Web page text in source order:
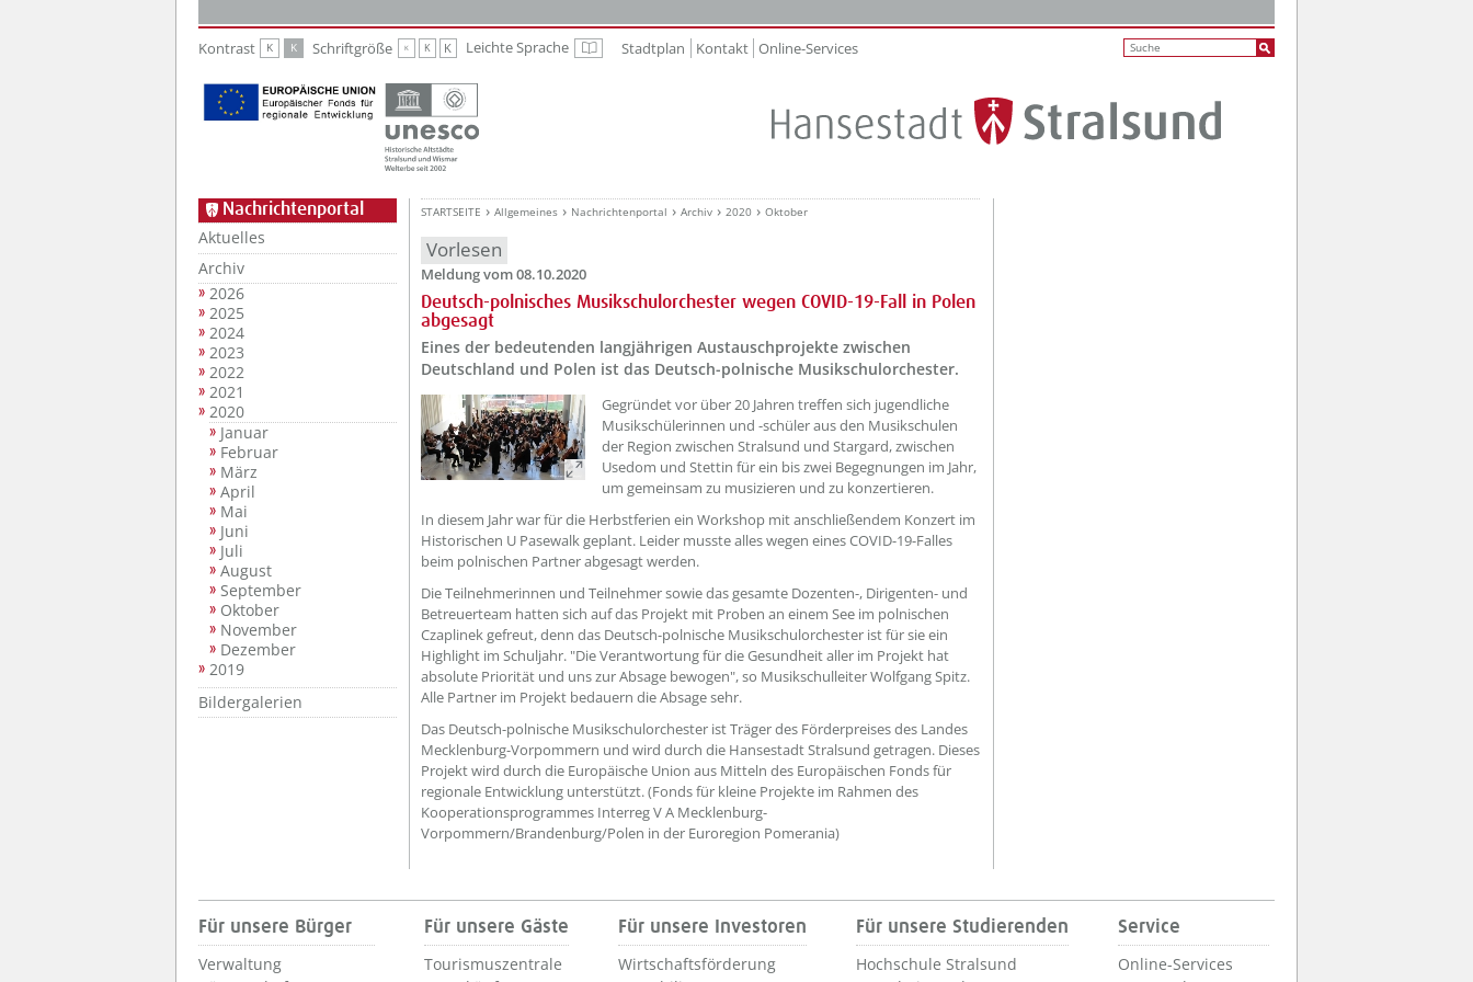
Kontrast K K Schriftgröße K K K Leichte Sprache Leichte Sprache
Stadtplan Kontakt Online-Services
Nachrichtenportal
Aktuelles
Archiv
2026
2025
2024
2023
2022
2021
2020
Januar
Februar
März
April
Mai
Juni
Juli
August
September
Oktober
November
Dezember
2019
Bildergalerien
STARTSEITE Allgemeines Nachrichtenportal Archiv 2020 Oktober
Vorlesen
Meldung vom 08.10.2020
Deutsch-polnisches Musikschulorchester wegen COVID-19-Fall in Polen
abgesagt
Eines der bedeutenden langjährigen Austauschprojekte zwischen
Deutschland und Polen ist das Deutsch-polnische Musikschulorchester.
Gegründet vor über 20 Jahren treffen sich jugendliche
Musikschülerinnen und -schüler aus den Musikschulen
der Region zwischen Stralsund und Stargard, zwischen
Usedom und Stettin für ein bis zwei Begegnungen im Jahr,
um gemeinsam zu musizieren und zu konzertieren.
In diesem Jahr war für die Herbstferien ein Workshop mit anschließendem Konzert im
Historischen U Pasewalk geplant. Leider musste alles wegen eines COVID-19-Falles
beim polnischen Partner abgesagt werden.
Die Teilnehmerinnen und Teilnehmer sowie das gesamte Dozenten-, Dirigenten- und
Betreuerteam hatten sich auf das Projekt mit Proben an einem See im polnischen
Czaplinek gefreut, denn das Deutsch-polnische Musikschulorchester ist für sie ein
Highlight im Schuljahr. "Die Verantwortung für die Gesundheit aller im Projekt hat
absolute Priorität und uns zur Absage bewogen", so Musikschulleiter Wolfgang Spitz.
Alle Partner im Projekt bedauern die Absage sehr.
Das Deutsch-polnische Musikschulorchester ist Träger des Förderpreises des Landes
Mecklenburg-Vorpommern und wird durch die Hansestadt Stralsund getragen. Dieses
Projekt wird durch die Europäische Union aus Mitteln des Europäischen Fonds für
regionale Entwicklung unterstützt. (Fonds für kleine Projekte im Rahmen des
Kooperationsprogrammes Interreg V A Mecklenburg-
Vorpommern/Brandenburg/Polen in der Euroregion Pomerania)
Für unsere Bürger
Verwaltung
Für unsere Gäste
Tourismuszentrale
Für unsere Investoren
Wirtschaftsförderung
Für unsere Studierenden
Hochschule Stralsund
Service
Online-Services